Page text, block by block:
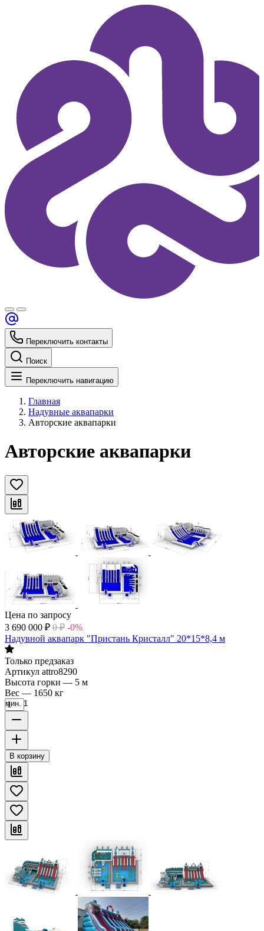
Переключить контакты
Поиск
Переключить навигацию
Главная
Надувные аквапарки
Авторские аквапарки
Авторские аквапарки
Цена по запросу
3 690 000 ₽ 0 ₽ -0%
Надувной аквапарк "Пристань Кристалл" 20*15*8,4 м
Только предзаказ
Артикул attro8290
Высота горки — 5 м
Вес — 1650 кг
мин. 1
В корзину